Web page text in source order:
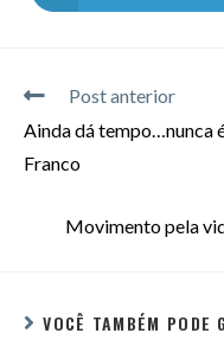
Post anterior
Ainda dá tempo…nunca
Franco
Movimento pela
VOCÊ TAMBÉM PODE